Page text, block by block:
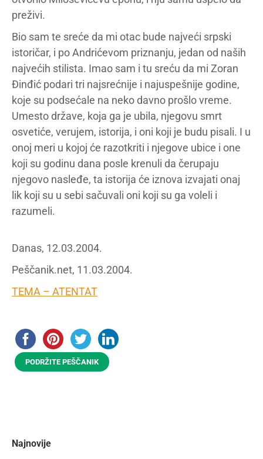
preživi.
Bio sam te sreće da mi otac bude najveći srpski
istoričar, i po Andrićevom priznanju, jedan od naših
najvećih stilista. Imao sam i tu sreću da mi Zoran
Đinđić podari tri najsrećnije i najuspešnije godine,
koje su podsećale na neko davno prošlo vreme.
Umesto države, koja ga je ubila, njegovu smrt
osvetiće, verujem, istorija, i oni koji je budu pisali. I u
onoj meri u kojoj će razotkriti i njegove ubice i one
koji su godinu dana posle krenuli da čerupaju
njegovo nasleđe, ta istorija će iznova izvajati onaj
lik koji su u sebi sačuvali oni koji su ga voleli i
razumeli.
Danas, 12.03.2004.
Peščanik.net, 11.03.2004.
TEMA – ATENTAT
PODRŽITE PEŠČANIK
Najnovije